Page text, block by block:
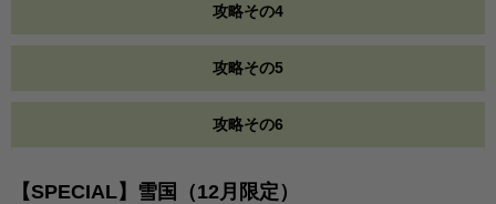
攻略その4
攻略その5
攻略その6
【SPECIAL】雪国（12月限定）